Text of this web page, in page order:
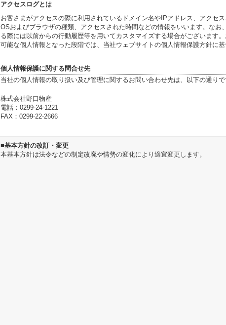
アクセスログとは
お客さまがアクセスの際に利用されているドメイン名やIPアドレス、アクセ
OSおよびブラウザの種類、アクセスされた時間などの情報をいいます。なお
る際には以前からの行動履歴等を用いてカスタマイズする場合がございます
可能な個人情報となった段階では、当社ウェブサイトの個人情報保護方針に基
個人情報保護に関する問合せ先
当社の個人情報の取り扱い及び管理に関するお問い合わせ先は、以下の通りで
株式会社野口物産
電話：0299-24-1221
FAX：0299-22-2666
■基本方針の改訂・変更
本基本方針は法令などの制定改廃や情勢の変化により適宜変更します。